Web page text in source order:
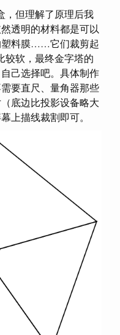
，但理解了原理后我
透明的材料都是可以
塑料膜……它们裁剪起
较软，最终金字塔的
己选择吧。具体制作
要直尺、量角器那些
底边比投影设备略大
上描线裁割即可。